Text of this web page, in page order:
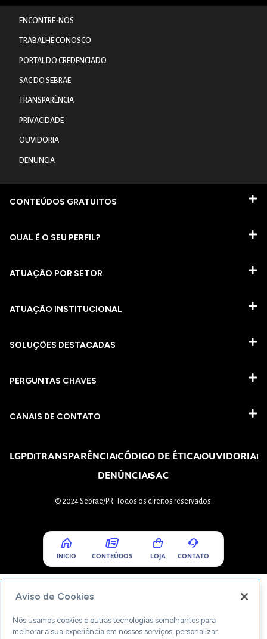
ENCONTRE-NOS
TRABALHE CONOSCO
PORTAL DO CREDENCIADO
SAC DO SEBRAE
TRANSPARÊNCIA
PRIVACIDADE
OUVIDORIA
DENUNCIA
CONTEÚDOS GRATUITOS
QUAL É O SEU PERFIL?
ATUAÇÃO POR SETOR
ATUAÇÃO INSTITUCIONAL
SOLUÇÕES DESTACADAS
PERGUNTAS CHAVES​
CANAIS DE CONTATO
LGPDTRANSPARÊNCIACÓDIGO DE ÉTICAOUVIDORIA
DENÚNCIASAC
© 2024 Sebrae/PR. Todos os direitos reservados.
INICIO CONTEÚDOS LOJA CONTATO
Aviso de Cookies
Nós usamos cookies e outras tecnologias semelhantes para
melhorar a sua experiência em nossos serviços, personalizar